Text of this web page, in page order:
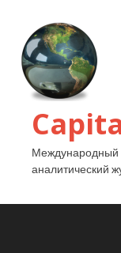
Международный
аналитический